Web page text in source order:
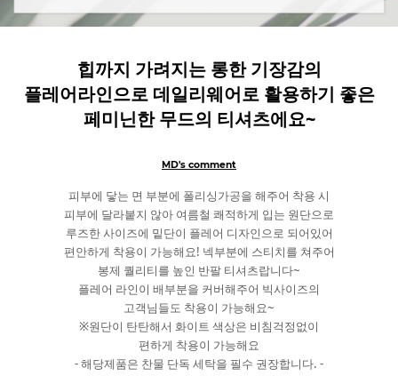
힙까지 가려지는 롱한 기장감의
플레어라인으로 데일리웨어로 활용하기 좋은
페미닌한 무드의 티셔츠에요~
MD's comment
피부에 닿는 면 부분에 폴리싱가공을 해주어 착용 시
피부에 달라붙지 않아 여름철 쾌적하게 입는 원단으로
루즈한 사이즈에 밑단이 플레어 디자인으로 되어있어
편안하게 착용이 가능해요! 넥부분에 스티치를 쳐주어
봉제 퀄리티를 높인 반팔 티셔츠랍니다~
플레어 라인이 배부분을 커버해주어 빅사이즈의
고객님들도 착용이 가능해요~
※원단이 탄탄해서 화이트 색상은 비침걱정없이
편하게 착용이 가능해요
- 해당제품은 찬물 단독 세탁을 필수 권장합니다. -